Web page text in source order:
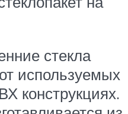
стекла
используемых
конструкциях.